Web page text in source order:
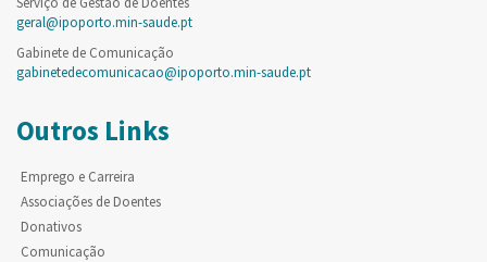
geral@ipoporto.min-saude.pt
Gabinete de Comunicação
gabinetedecomunicacao@ipoporto.min-saude.pt
Outros Links
Emprego e Carreira
Associações de Doentes
Donativos
Comunicação